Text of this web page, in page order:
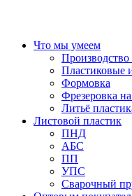
Что мы умеем
Пластиковые
Формовка
Фрезеровка
Литьё
Листовой пластик
ПНД
АБС
ПП
УПС
Сварочный